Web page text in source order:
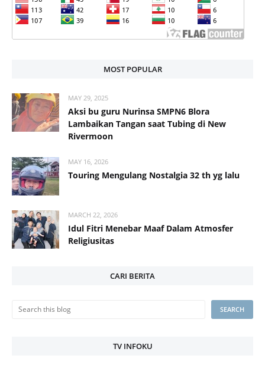
MOST POPULAR
MAY 29, 2025
Aksi bu guru Nurinsa SMPN6 Blora
Lambaikan Tangan saat Tubing di New
Rivermoon
MAY 16, 2026
Touring Mengulang Nostalgia 32 th yg lalu
MARCH 22, 2026
Idul Fitri Menebar Maaf Dalam Atmosfer
Religiusitas
CARI BERITA
TV INFOKU